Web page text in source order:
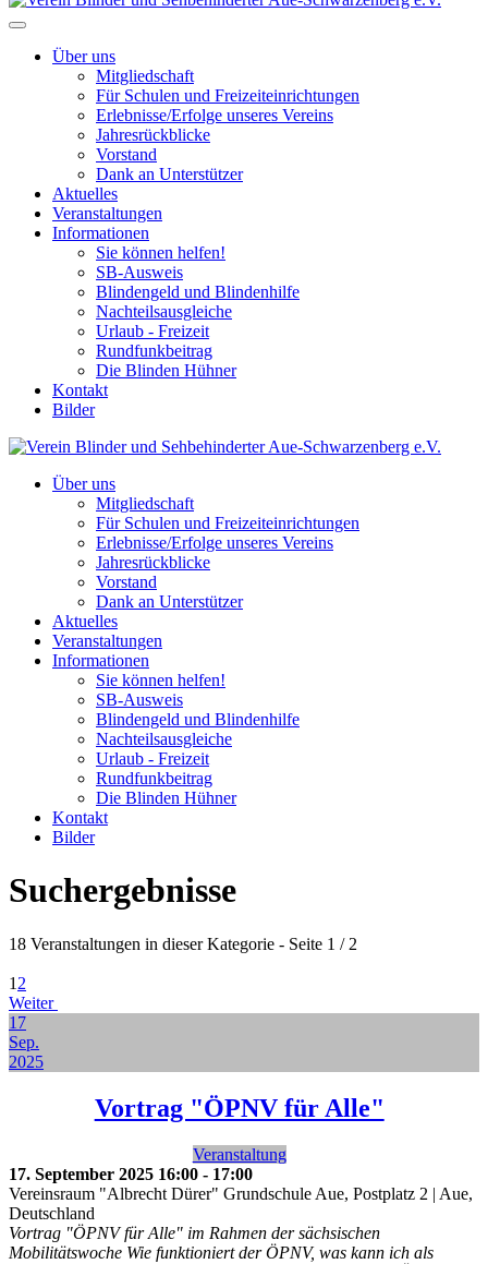
Über uns
Mitgliedschaft
Für Schulen und Freizeiteinrichtungen
Erlebnisse/Erfolge unseres Vereins
Jahresrückblicke
Vorstand
Dank an Unterstützer
Aktuelles
Veranstaltungen
Informationen
Sie können helfen!
SB-Ausweis
Blindengeld und Blindenhilfe
Nachteilsausgleiche
Urlaub - Freizeit
Rundfunkbeitrag
Die Blinden Hühner
Kontakt
Bilder
Über uns
Mitgliedschaft
Für Schulen und Freizeiteinrichtungen
Erlebnisse/Erfolge unseres Vereins
Jahresrückblicke
Vorstand
Dank an Unterstützer
Aktuelles
Veranstaltungen
Informationen
Sie können helfen!
SB-Ausweis
Blindengeld und Blindenhilfe
Nachteilsausgleiche
Urlaub - Freizeit
Rundfunkbeitrag
Die Blinden Hühner
Kontakt
Bilder
Suchergebnisse
18 Veranstaltungen in dieser Kategorie - Seite 1 / 2
1 2
Weiter
17
Sep.
2025
Vortrag "ÖPNV für Alle"
Veranstaltung
17. September 2025 16:00 - 17:00
Vereinsraum "Albrecht Dürer" Grundschule Aue, Postplatz 2 | Aue,
Deutschland
Vortrag "ÖPNV für Alle" im Rahmen der sächsischen
Mobilitätswoche Wie funktioniert der ÖPNV, was kann ich als